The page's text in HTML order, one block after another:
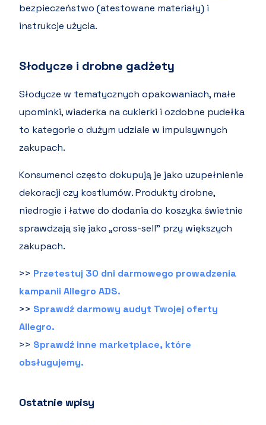
bezpieczeństwo (atestowane materiały) i
instrukcje użycia.
Słodycze i drobne gadżety
Słodycze w tematycznych opakowaniach, małe
upominki, wiaderka na cukierki i ozdobne pudełka
to kategorie o dużym udziale w impulsywnych
zakupach.
Konsumenci często dokupują je jako uzupełnienie
dekoracji czy kostiumów. Produkty drobne,
niedrogie i łatwe do dodania do koszyka świetnie
sprawdzają się jako „cross-sell” przy większych
zakupach.
>> Przetestuj 30 dni darmowego prowadzenia
kampanii Allegro ADS.
>> Sprawdź darmowy audyt Twojej oferty
Allegro.
>> Sprawdź inne marketplace, które
obsługujemy.
Ostatnie wpisy